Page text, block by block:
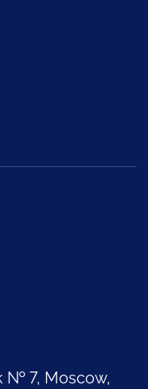
№ 7, Moscow,